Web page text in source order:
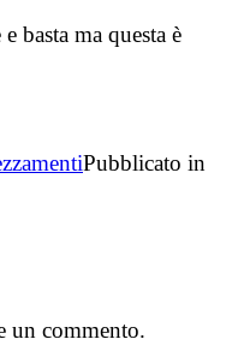
basta ma questa è
Pubblicato in
un commento.